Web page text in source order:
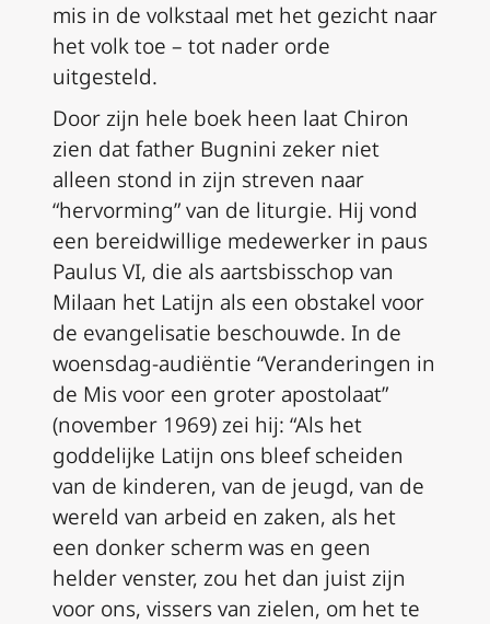
mis in de volkstaal met het gezicht naar
het volk toe – tot nader orde
uitgesteld.
Door zijn hele boek heen laat Chiron
zien dat father Bugnini zeker niet
alleen stond in zijn streven naar
“hervorming” van de liturgie. Hij vond
een bereidwillige medewerker in paus
Paulus VI, die als aartsbisschop van
Milaan het Latijn als een obstakel voor
de evangelisatie beschouwde. In de
woensdag-audiëntie “Veranderingen in
de Mis voor een groter apostolaat”
(november 1969) zei hij: “Als het
goddelijke Latijn ons bleef scheiden
van de kinderen, van de jeugd, van de
wereld van arbeid en zaken, als het
een donker scherm was en geen
helder venster, zou het dan juist zijn
voor ons, vissers van zielen, om het te